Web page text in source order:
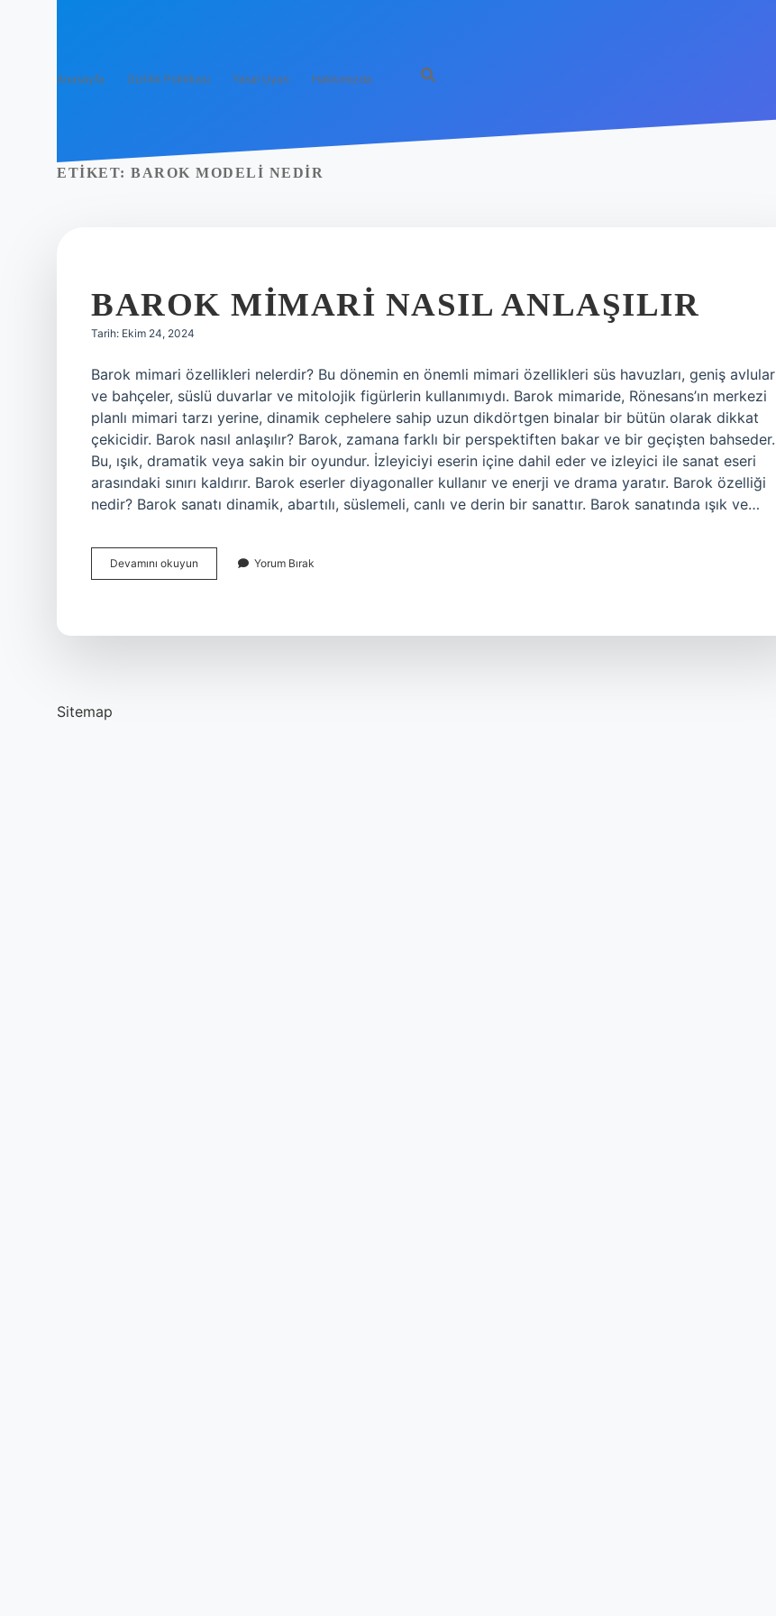
Anasayfa Gizlilik Politikası Yasal Uyarı Hakkımızda
ETIKET: BAROK MODELI NEDIR
BAROK MIMARI NASIL ANLAŞILIR
Tarih: Ekim 24, 2024
Barok mimari özellikleri nelerdir? Bu dönemin en önemli mimari özellikleri süs havuzları, geniş avlular
ve bahçeler, süslü duvarlar ve mitolojik figürlerin kullanımıydı. Barok mimaride, Rönesans’ın merkezi
planlı mimari tarzı yerine, dinamik cephelere sahip uzun dikdörtgen binalar bir bütün olarak dikkat
çekicidir. Barok nasıl anlaşılır? Barok, zamana farklı bir perspektiften bakar ve bir geçişten bahseder.
Bu, ışık, dramatik veya sakin bir oyundur. İzleyiciyi eserin içine dahil eder ve izleyici ile sanat eseri
arasındaki sınırı kaldırır. Barok eserler diyagonaller kullanır ve enerji ve drama yaratır. Barok özelliği
nedir? Barok sanatı dinamik, abartılı, süslemeli, canlı ve derin bir sanattır. Barok sanatında ışık ve…
Devamını okuyun
Mimari
Yorum Bırak
Sitemap